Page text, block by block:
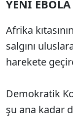
YENİ
Afrika
salgını
harekete
Demokratik
şu ana kadar